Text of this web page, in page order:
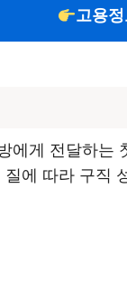
고용
에게 전달하
에 따라 구직